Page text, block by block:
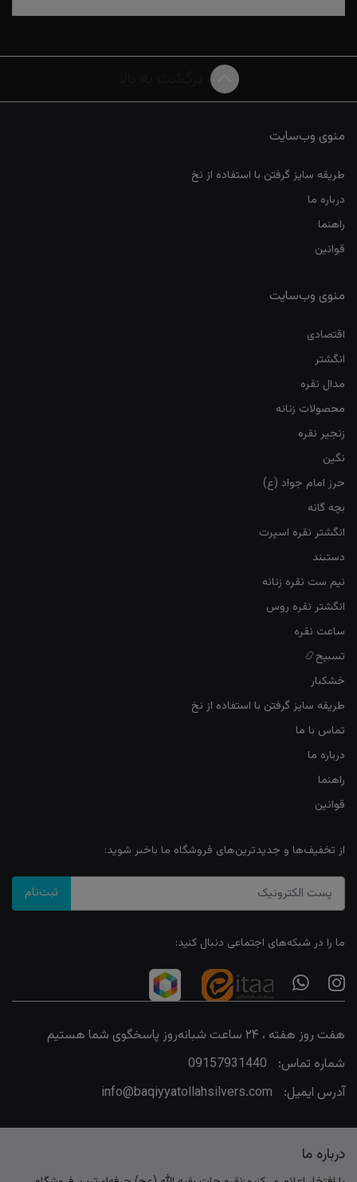
منوی وب‌سایت
طریقه سایز گرفتن با استفاده از نخ
درباره ما
راهنما
قوانین
منوی وب‌سایت
اقتصادی
انگشتر
مدال نقره
محصولات زنانه
زنجیر نقره
نگین
حرز امام جواد (ع)
بچه گانه
انگشتر نقره اسپرت
دستبند
نیم ست نقره زنانه
انگشتر نقره روس
ساعت نقره
تسبیح📿
خشکبار
طریقه سایز گرفتن با استفاده از نخ
تماس با ما
درباره ما
راهنما
قوانین
از تخفیف‌ها و جدیدترین‌های فروشگاه ما باخبر شوید:
ثبت‌نام
ما را در شبکه‌های اجتماعی دنبال کنید:
هفت روز هفته ، ۲۴ ساعت شبانه‌روز پاسخگوی شما هستیم
شماره تماس:
09157931440
آدرس ایمیل:
info@baqiyyatollahsilvers.com
درباره ما